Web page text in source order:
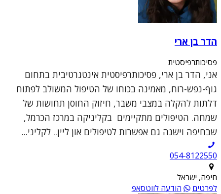
הדר בן ארי
פסיכותרפיסטית
אני, הדר בן ארי, פסיכותרפיסטית אינטגרטיבית בתחום
גוף-נפש-רוח, מאמינה בכוחו של הטיפול המשולב לפתוח
דלתות להקלה במצבי משבר, חיזוק החוסן תחושות של
שמחה. הטיפולים מתקיימים בקליניקה במרכז הכרמל,
שבחיפה וישנה גם אפשרות לטיפולים און ליין.. לקליני...
054-8122550
חיפה, ישראל
לפרטים
הודעה לווטסאפ